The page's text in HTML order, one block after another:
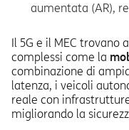
aumentata (AR),
Il 5G e il MEC trovano
complessi come la
combinazione di
latenza, i veicoli
reale con
migliorando la